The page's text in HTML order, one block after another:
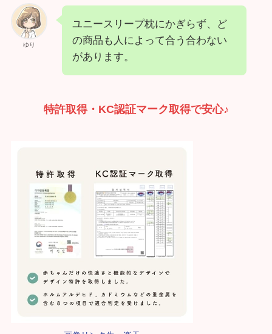
ゆり
ユニースリープ枕にかぎらず、ど
の商品も人によって合う合わない
があります。
特許取得・KC認証マーク取得で安心♪